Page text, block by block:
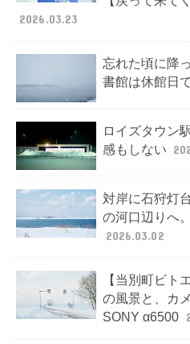
2026.03.23
忘れた頃に降
書館は休館日
ロイズタウン
感もしない
対岸に石狩灯
の河口辺りへ
2026.03.02
【当別町ビト
の風景と、カ
SONY α6500